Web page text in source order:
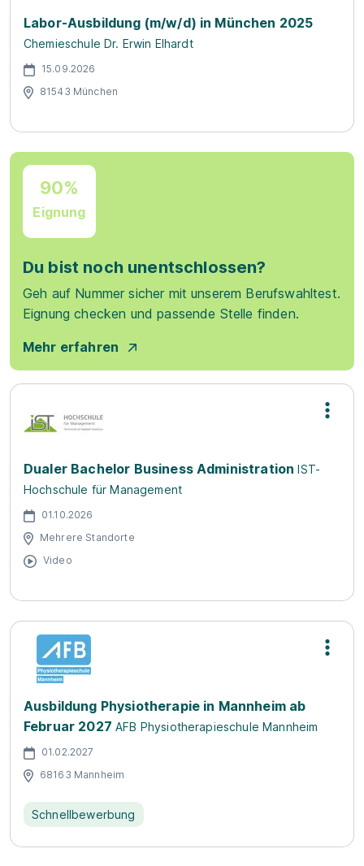
Labor-Ausbildung (m/w/d) in München 2025
Chemieschule Dr. Erwin Elhardt
15.09.2026
81543 München
90%
Eignung
Du bist noch unentschlossen?
Geh auf Nummer sicher mit unserem Berufswahltest.
Eignung checken und passende Stelle finden.
Mehr erfahren
Dualer Bachelor Business Administration IST-
Hochschule für Management
01.10.2026
Mehrere Standorte
Video
Ausbildung Physiotherapie in Mannheim ab
Februar 2027 AFB Physiotherapieschule Mannheim
01.02.2027
68163 Mannheim
Schnellbewerbung